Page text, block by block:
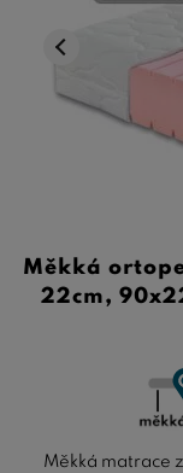
Měkká
22cm,
Měkká matrace